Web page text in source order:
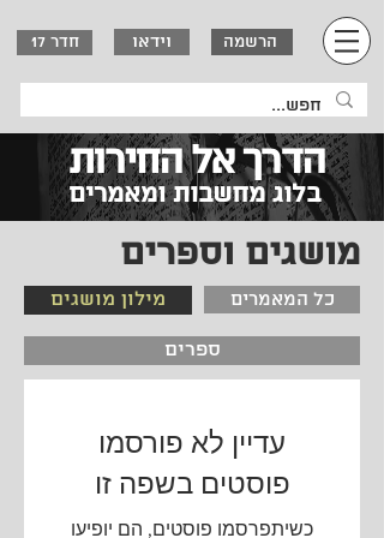
חדר 17 וידאו הרשמה
עדיין לא פורסמו
פוסטים בשפה זו
כשיתפרסמו פוסטים, הם יופיעו
מושגים וספרים
כל המאמרים
מילון מושגים
ספרים
בלוג מחשבות ומאמרים
הדרך אל החירות